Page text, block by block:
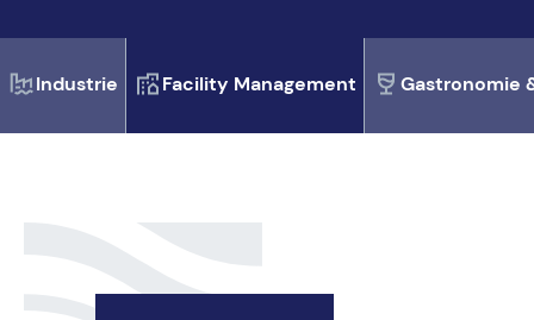
Industrie Facility Management Gastronomie
UV-Desinfektion
Wasserenthärtung